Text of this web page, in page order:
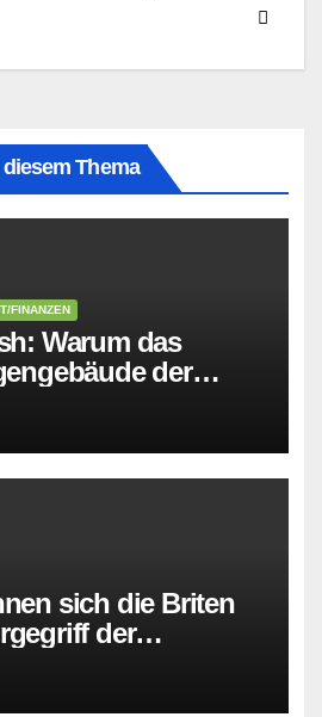
Thema
FINANZEN
Warum das
der
sich die Briten
der
Mafia befreien?